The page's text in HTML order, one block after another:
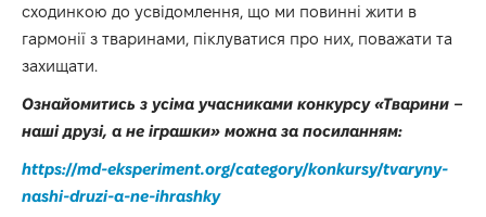
сходинкою до усвідомлення, що ми повинні жити в
гармонії з тваринами, піклуватися про них, поважати та
захищати.
Ознайомитись з усіма учасниками конкурсу «Тварини –
наші друзі, а не іграшки» можна за посиланням:
https://md-eksperiment.org/category/konkursy/tvaryny-
nashi-druzi-a-ne-ihrashky